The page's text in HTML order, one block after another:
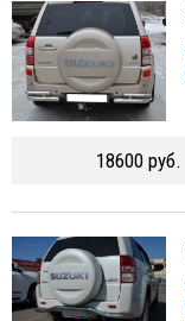
18600 руб.